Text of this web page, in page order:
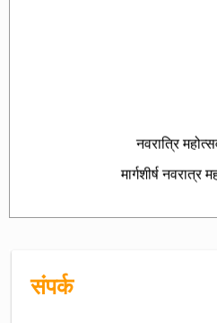
नवरात्रि
मार्गशीर्ष नवरात्र
संपर्क